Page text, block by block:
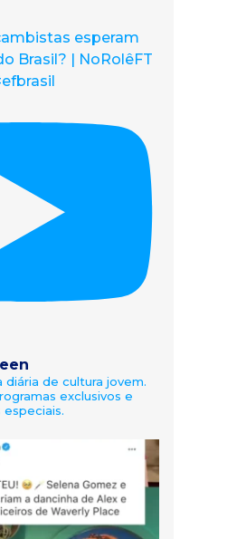
esperam
Brasil? | NoRolêFT
diária de cultura jovem.
exclusivos e